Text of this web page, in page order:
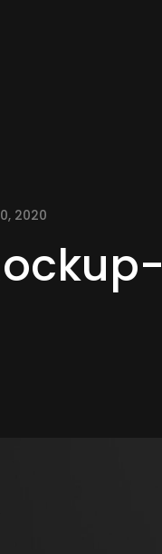
2020